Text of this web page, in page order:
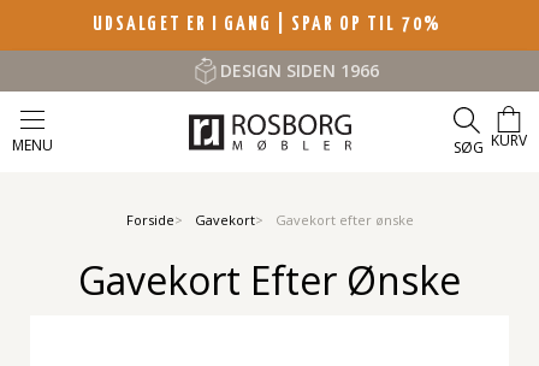
UDSALGET ER I GANG | SPAR OP TIL 70%
DESIGN SIDEN 1966
MENU SØG KURV
Forside Gavekort Gavekort efter ønske
Gavekort Efter Ønske